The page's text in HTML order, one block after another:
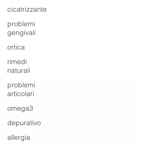
cicatrizzante
problemi
gengivali
ortica
rimedi
naturali
problemi
articolari
omega3
depurativo
allergia